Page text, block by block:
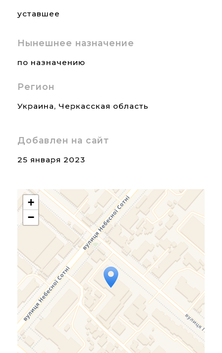
уставшее
Нынешнее назначение
по назначению
Регион
Украина, Черкасская область
Добавлен на сайт
25 января 2023
Travelers' Map is loading...
If you see this after your
page is loaded completely,
leafletJS files are missing.
+
−